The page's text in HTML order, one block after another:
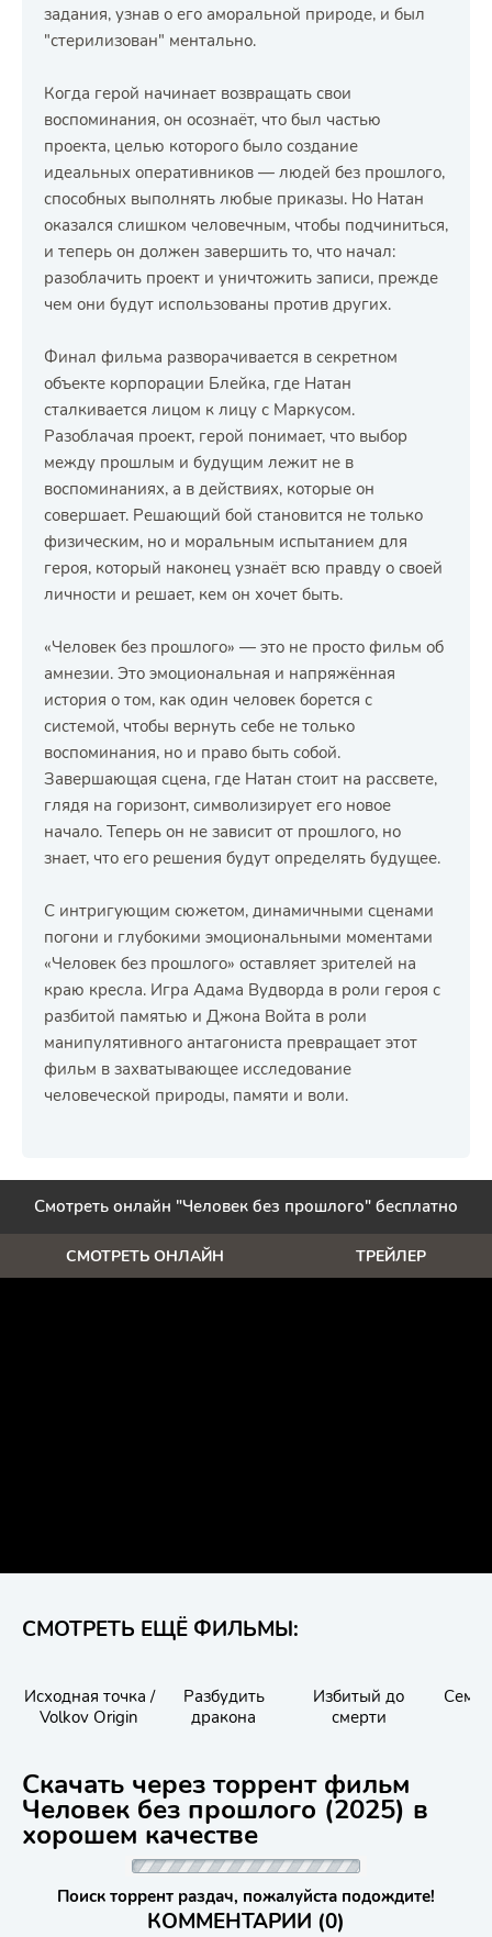
задания, узнав о его аморальной природе, и был
"стерилизован" ментально.
Когда герой начинает возвращать свои
воспоминания, он осознаёт, что был частью
проекта, целью которого было создание
идеальных оперативников — людей без прошлого,
способных выполнять любые приказы. Но Натан
оказался слишком человечным, чтобы подчиниться,
и теперь он должен завершить то, что начал:
разоблачить проект и уничтожить записи, прежде
чем они будут использованы против других.
Финал фильма разворачивается в секретном
объекте корпорации Блейка, где Натан
сталкивается лицом к лицу с Маркусом.
Разоблачая проект, герой понимает, что выбор
между прошлым и будущим лежит не в
воспоминаниях, а в действиях, которые он
совершает. Решающий бой становится не только
физическим, но и моральным испытанием для
героя, который наконец узнаёт всю правду о своей
личности и решает, кем он хочет быть.
«Человек без прошлого» — это не просто фильм об
амнезии. Это эмоциональная и напряжённая
история о том, как один человек борется с
системой, чтобы вернуть себе не только
воспоминания, но и право быть собой.
Завершающая сцена, где Натан стоит на рассвете,
глядя на горизонт, символизирует его новое
начало. Теперь он не зависит от прошлого, но
знает, что его решения будут определять будущее.
С интригующим сюжетом, динамичными сценами
погони и глубокими эмоциональными моментами
«Человек без прошлого» оставляет зрителей на
краю кресла. Игра Адама Вудворда в роли героя с
разбитой памятью и Джона Войта в роли
манипулятивного антагониста превращает этот
фильм в захватывающее исследование
человеческой природы, памяти и воли.
Смотреть онлайн "Человек без прошлого" бесплатно
СМОТРЕТЬ ОНЛАЙН ТРЕЙЛЕР
СМОТРЕТЬ ЕЩЁ ФИЛЬМЫ:
Исходная точка /
Volkov Origin
Разбудить
дракона
Избитый до
смерти
Семь
Скачать через торрент фильм
Человек без прошлого (2025) в
хорошем качестве
Поиск торрент раздач, пожалуйста подождите!
КОММЕНТАРИИ (0)